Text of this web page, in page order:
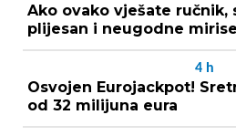
Ako ovako vješate ručnik,
plijesan i neugodne mirise
4 h
Osvojen Eurojackpot!
od 32 milijuna eura